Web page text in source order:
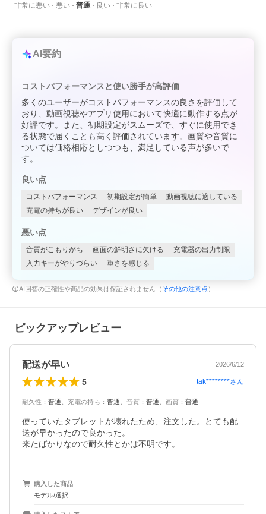
非常に悪い
悪い 普通 良い 非常に良い
AI要約
コストパフォーマンスと使い勝手が高評価
多くのユーザーがコストパフォーマンスの良さを評価して
おり、動画視聴やアプリ使用において快適に動作する点が
好評です。また、初期設定がスムーズで、すぐに使用でき
る状態で届くことも高く評価されています。画質や音質に
ついては価格相応としつつも、満足している声が多いで
す。
良い点
コストパフォーマンス 初期設定が簡単
動画視聴に適している
充電の持ちが良い
デザインが良い
悪い点
音質がこもりがち 画面の鮮明さに欠ける
充電器の出力制限
入力キーがやりづらい
重さを感じる
AI回答の正確性や商品の効果は保証されません（ その他の注意点 ）
ピックアップレビュー
配送が早い 2026/6/12
5 tak********さん
耐久性 ： 普通 充電の持ち ： 普通 音質 ： 普通 画質 ： 普通
使っていたタブレットが壊れたため、注文した。とても配
送が早かったので良かった。
来たばかりなので耐久性とかは不明です。
購入した商品
モデル/選択